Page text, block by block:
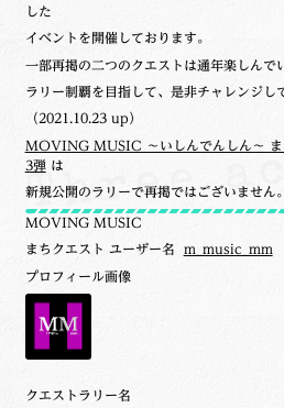
した
イベントを開催しております。
一部再掲の二つのクエストは通年楽しんで
ラリー制覇を目指して、是非チャレンジし
（2021.10.23 up）
MOVING MUSIC ～いしんでんしん～ ま
3弾は
新規公開のラリーで再掲ではございません。
MOVING MUSIC
まちクエスト ユーザー名 m_music_mm
プロフィール画像
クエストラリー名